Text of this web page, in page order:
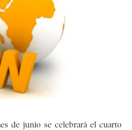
de junio se celebrará el cuarto